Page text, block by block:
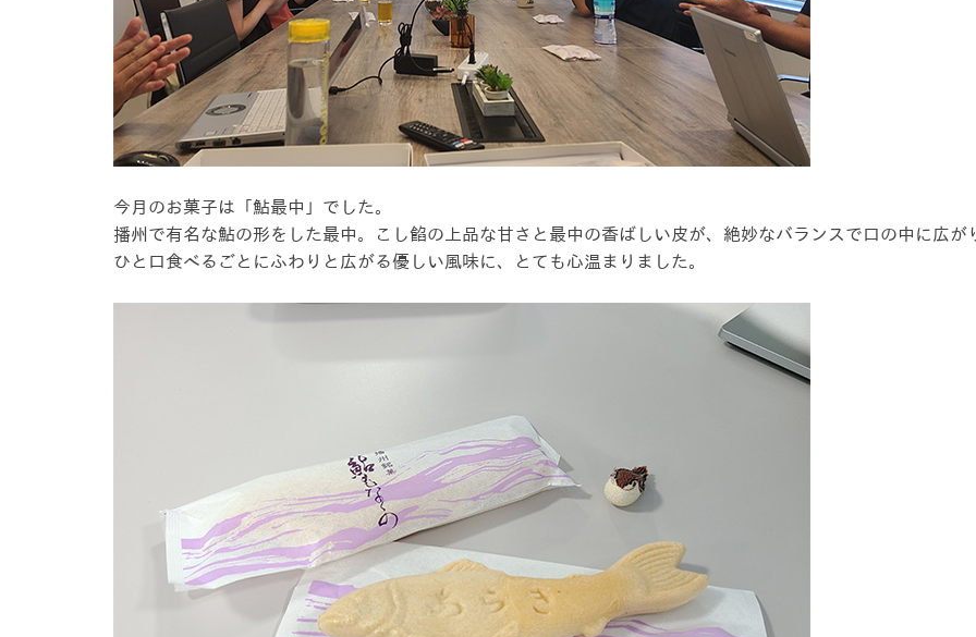
今月のお菓子は「鮎最中」でした。
播州で有名な鮎の形をした最中。こし餡の上品な甘さと最中の香ばしい皮が、絶妙なバランスで口の中に広が
ひと口食べるごとにふわりと広がる優しい風味に、とても心温まりました。